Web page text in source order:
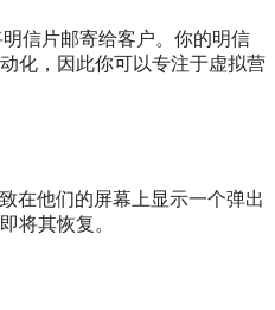
明信片邮寄给客户。你的明信
化，因此你可以专注于虚拟营
在他们的屏幕上显示一个弹出
将其恢复。